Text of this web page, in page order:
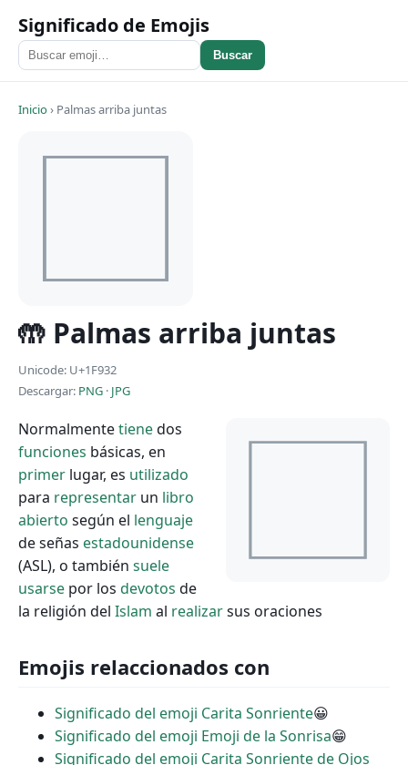
Significado de Emojis
Buscar
Inicio› Palmas arriba juntas
🤲 Palmas arriba juntas
Unicode: U+1F932
Descargar: PNG · JPG
Normalmentetienedos
funciones básicas, en
primer lugar, es utilizado
para representar un libro
abierto según el lenguaje
de señas estadounidense
(ASL), o también suele
usarse por los devotos de
la religión del Islam al realizarsus oraciones
Emojis relaccionados con
Significado del emoji Carita Sonriente😀
Significado del emoji Emoji de la Sonrisa😁
Significado del emoji Carita Sonriente de Ojos